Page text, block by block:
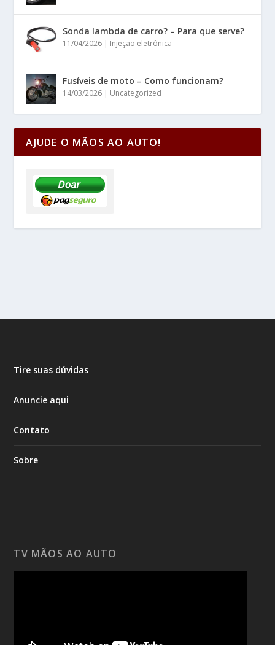
Sonda lambda de carro? – Para que serve?
11/04/2026 | Injeção eletrônica
Fusíveis de moto – Como funcionam?
14/03/2026 | Uncategorized
AJUDE O MÃOS AO AUTO!
Tire suas dúvidas
Anuncie aqui
Contato
Sobre
TV MÃOS AO AUTO